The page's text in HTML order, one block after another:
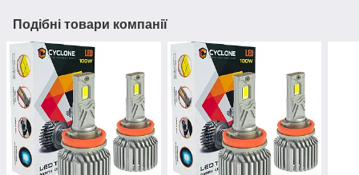
Подібні товари компанії